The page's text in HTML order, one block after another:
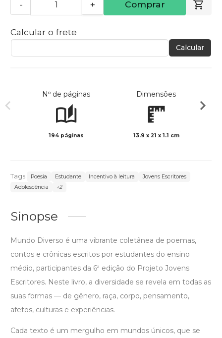
- + Comprar
Calcular o frete
Calcular
Nº de páginas
194 páginas
Dimensões
13.9 x 21 x 1.1 cm
Tags: Poesia Estudante Incentivo à leitura
Jovens Escritores
Adolescência
+2
Sinopse
Mundo Diverso é uma vibrante coletânea de poemas,
contos e crônicas escritos por estudantes do ensino
médio, participantes da 6ª edição do Projeto Jovens
Escritores. Neste livro, a diversidade se revela em todas as
suas formas — de gênero, raça, corpo, pensamento,
afetos, culturas e experiências.
Cada texto é um mergulho em mundos únicos, que se